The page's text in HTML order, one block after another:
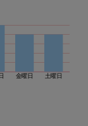
金曜日 土曜日